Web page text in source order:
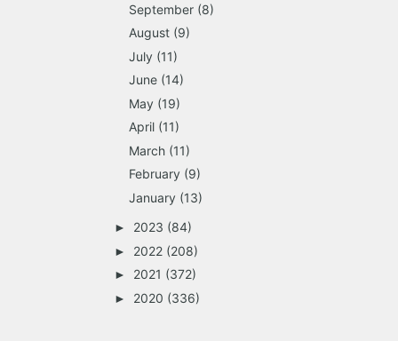
September (8)
August (9)
July (11)
June (14)
May (19)
April (11)
March (11)
February (9)
January (13)
► 2023 (84)
► 2022 (208)
► 2021 (372)
► 2020 (336)